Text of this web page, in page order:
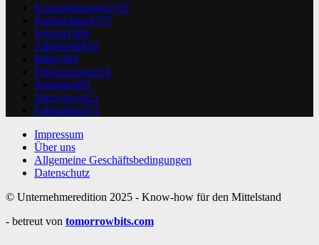
Kurzmeldungen2105
Nachrichten1575
Wissen1089
Allgemein820
M&A569
Finanzierung534
Strategie493
Interviews415
Fallstudien371
Impressum
Über uns
Allgemeine Geschäftsbedingungen
Datenschutz
© Unternehmeredition 2025 - Know-how für den Mittelstand
- betreut von tomorrowbits.com